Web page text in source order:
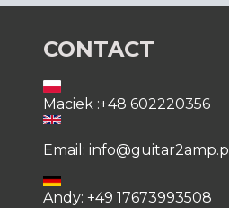
CONTACT
Maciek :+48 602220356
Email: info@guitar2amp.pl
Andy: +49 17673993508